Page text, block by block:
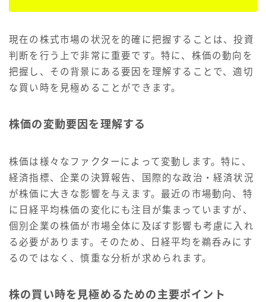
現在の株式市場の状況を的確に把握することは、投資
判断を行う上で非常に重要です。特に、株価の動向を
把握し、その背景にある要因を理解することで、適切
な買い時を見極めることができます。
株価の変動要因を理解する
株価は様々なファクターによって変動します。特に、
経済指標、企業の決算報告、国際的な政治・経済状況
が株価に大きな影響を与えます。最近の市場動向、特
に日経平均株価の変化にも注目が集まっていますが、
個別企業の株価が市場全体に及ぼす影響も考慮に入れ
る必要があります。そのため、日経平均を鵜呑みにす
るのではなく、慎重な分析が求められます。
株の買い時を見極めるための主要ポイント